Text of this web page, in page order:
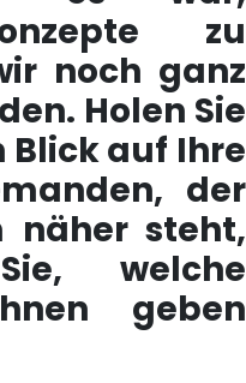
zu
noch ganz
Holen Sie
Blick auf Ihre
der
näher steht,
welche
geben